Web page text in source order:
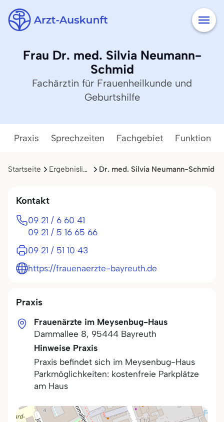
Frau Dr. med. Silvia Neumann-
Schmid
Fachärztin für Frauenheilkunde und
Geburtshilfe
Praxis Sprechzeiten Fachgebiet Funktion
Startseite Ergebnisliste Dr. med. Silvia Neumann-Schmid
Praxis
Frauenärzte im Meysenbug-Haus
Dammallee 8, 95444 Bayreuth
Hinweise Praxis
Praxis befindet sich im Meysenbug-Haus
Parkmöglichkeiten: kostenfreie Parkplätze
am Haus
Kontakt
09 21 / 6 60 41
09 21 / 5 16 65 66
09 21 / 51 10 43
https://frauenaerzte-bayreuth.de